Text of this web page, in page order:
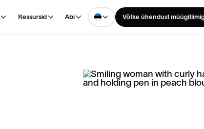
Ressursid Abi Võtke ühendust